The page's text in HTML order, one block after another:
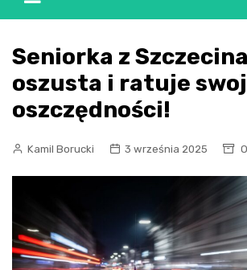
Seniorka z
oszusta i ratuje
oszczędności!
Kamil Borucki 3 września 2025